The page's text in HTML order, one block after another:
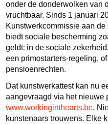
onder de donderwolken van
vruchtbaar. Sinds 1 januari
Kunstwerkcommissie aan
biedt sociale bescherming
geldt: in de sociale
een primostarters-regeling,
pensioenrechten.
Dat kunstwerkattest kan nu
aangevraagd via het nieuwe
www.workinginthearts.be.
kunstenaars trouwens. Elke